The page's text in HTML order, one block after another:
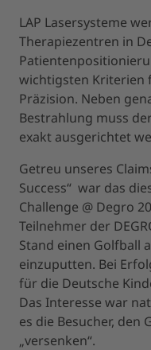
LAP Lasersysteme
Therapiezentren in
wichtigsten Kriterien
Präzision. Neben
Bestrahlung muss
exakt ausgerichtet
Getreu unseres
Success“ war das
Challenge @ Degro
Teilnehmer der
Stand einen Golfball
einzuputten. Bei
für die Deutsche
Das Interesse war
es die Besucher, den
„versenken“.